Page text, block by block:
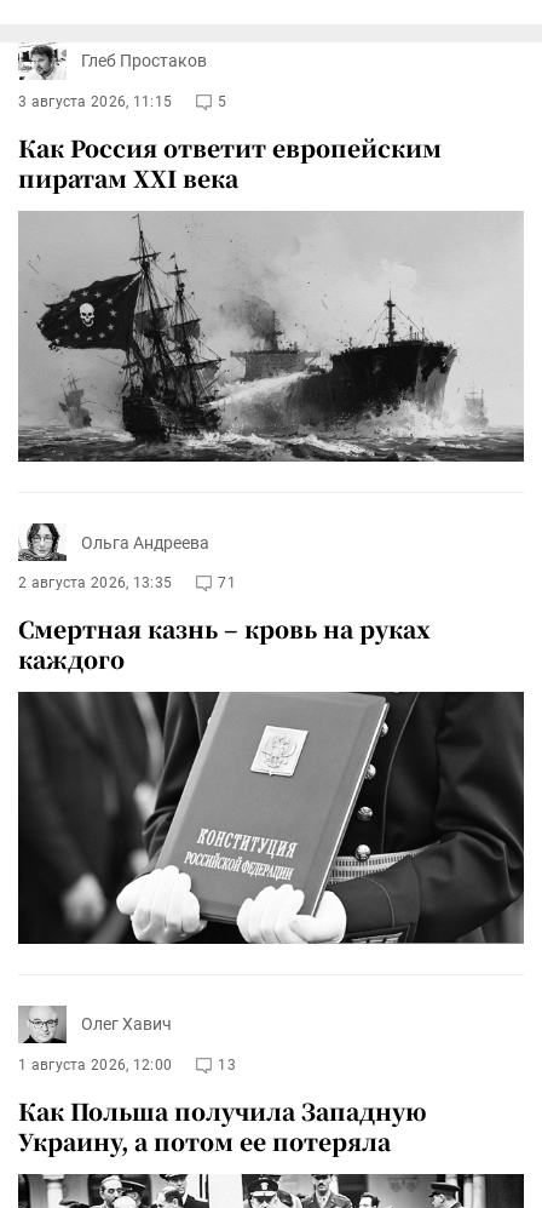
Глеб Простаков
3 августа 2026, 11:15 5
Как Россия ответит европейским
пиратам XXI века
Ольга Андреева
2 августа 2026, 13:35 71
Смертная казнь – кровь на руках
каждого
Олег Хавич
1 августа 2026, 12:00 13
Как Польша получила Западную
Украину, а потом ее потеряла